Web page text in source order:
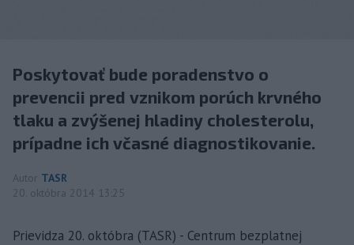
Poskytovať bude poradenstvo o
prevencii pred vznikom porúch krvného
tlaku a zvýšenej hladiny cholesterolu,
prípadne ich včasné diagnostikovanie.
Autor TASR
20. októbra 2014 13:25
Prievidza 20. októbra (TASR) - Centrum bezplatnej